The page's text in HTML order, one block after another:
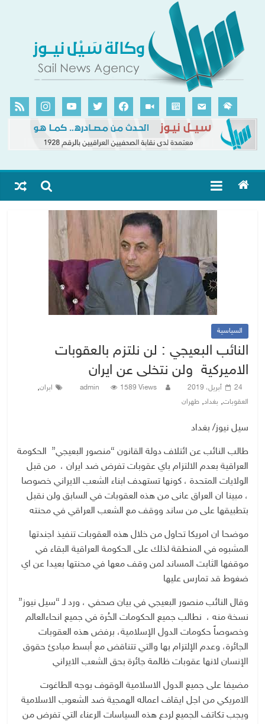
السياسية
النائب البعيجي : لن نلتزم بالعقوبات
الاميركية ولن نتخلى عن ايران
24 أبريل، 2019 admin 1589 Views ابران,
العقوبات, بغداد,طهران
سيل نيوز/ بغداد
طالب النائب عن ائتلاف دولة القانون “منصور البعيجي” الحكومة
العراقية بعدم الالتزام باي عقوبات تفرض ضد ايران ، من قبل
الولايات المتحدة ، كونها تستهدف ابناء الشعب الايراني خصوصا
، مبينا ان العراق عانى من هذه العقوبات في السابق ولن نقبل
بتطبيقها على من ساند ووقف مع الشعب العراقي في محنته
موضحا ان امريكا تحاول من خلال هذه العقوبات تنفيذ اجندتها
المشبوه في المنطقة لذلك على الحكومة العراقية البقاء في
موقفها الثابت المساند لمن وقف معها في محنتها بعيدا عن اي
ضغوط قد تمارس عليها
وقال النائب منصور البعيجي في بيان صحفي ، ورد لـ “سيل نيوز”
نسخة منه ، نطالب جميع الحكومات الحُرة في جميع انحاءالعالم
وخصوصاً حكومات الدول الإسلامية، برفض هذه العقوبات
الجائرة، وعدم الإلتزام بها والتي تتناقض مع أبسط مبادئ حقوق
الإنسان لانها عقوبات ظالمة جائرة بحق الشعب الايراني
مضيفا على جميع الدول الاسلامية الوقوف بوجه الطاغوت
الامريكي من اجل ايقاف اعماله الهمجية ضد الشعوب الاسلامية
ويجب تكاتف الجميع لردع هذه السياسات الرعناء التي تفرض من